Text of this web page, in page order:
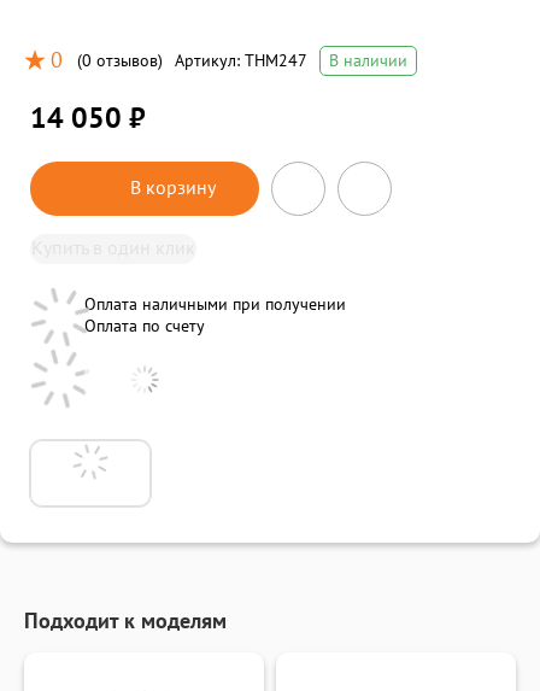
0 (0 отзывов) Артикул: THM247 В наличии
14 050 ₽
В корзину
Оплата наличными при получении
Оплата по счету
Подходит к моделям